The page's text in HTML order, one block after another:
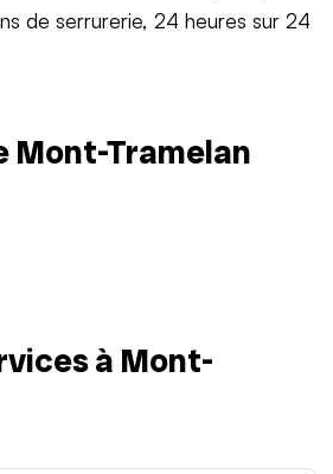
de serrurerie, 24 heures sur 24
Mont-Tramelan
à Mont-